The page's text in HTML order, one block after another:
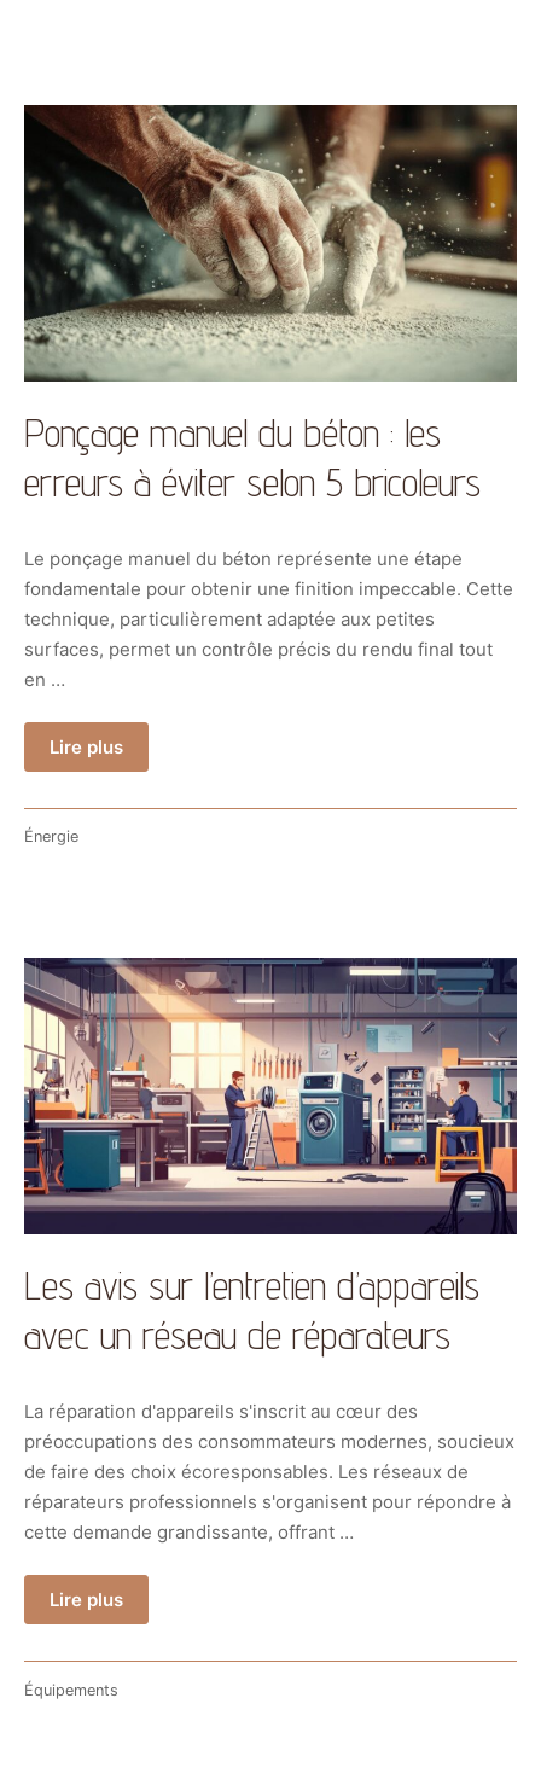
Ponçage manuel du béton : les
erreurs à éviter selon 5 bricoleurs
Le ponçage manuel du béton représente une étape
fondamentale pour obtenir une finition impeccable. Cette
technique, particulièrement adaptée aux petites
surfaces, permet un contrôle précis du rendu final tout
en …
Lire plus
Énergie
Les avis sur l’entretien d’appareils
avec un réseau de réparateurs
La réparation d'appareils s'inscrit au cœur des
préoccupations des consommateurs modernes, soucieux
de faire des choix écoresponsables. Les réseaux de
réparateurs professionnels s'organisent pour répondre à
cette demande grandissante, offrant …
Lire plus
Équipements